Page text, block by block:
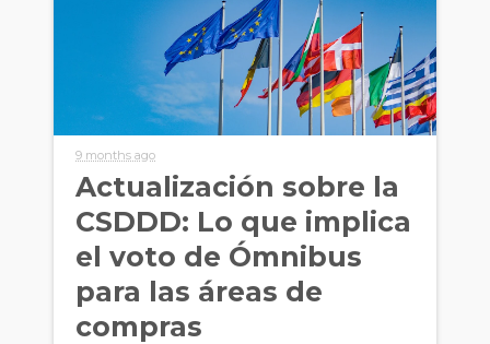
9 months ago
Actualización sobre la
CSDDD: Lo que implica
el voto de Ómnibus
para las áreas de
compras